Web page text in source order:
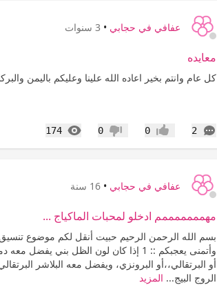
عفافي في حجابي • 3 سنوات
معايده
كل عام وانتم بخير اعاده الله علينا وعليكم باليمن
2
التعليقات إعجاب0 عدم إعجاب
0
174
المشاهدات
عفافي في حجابي • 16 سنة
مهمممممممم ادخلو لمحبات الماكياج ...
بسم الله الرحمن الرحيم حبيت أنقل لكم موضوع
وأتمنى يعجبكم :: 1 إذا كان لون الظل بني
أو البرتقالي،،أو البرونزي، ويفضل معه البلاشر
الروج البيج... المزيد